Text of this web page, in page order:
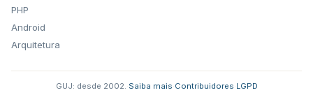
PHP
Android
Arquitetura
GUJ: desde 2002. Saiba mais Contribuidores LGPD